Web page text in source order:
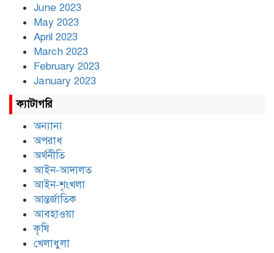
June 2023
May 2023
April 2023
March 2023
February 2023
January 2023
ক্যাটাগরি
অন্যান্য
অপরাধ
অর্থনীতি
আইন-আদালত
আইন-শৃংখলা
আন্তর্জাতিক
আবহাওয়া
কৃষি
খেলাধুলা